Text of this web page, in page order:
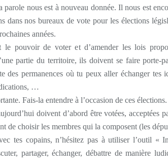
parole nous est à nouveau donnée. Il nous est
dans nos bureaux de vote pour les élections
années.
le pouvoir de voter et d’amender les lois
partie du territoire, ils doivent se faire porte-
des permanences où tu peux aller échanger tes
…
Fais-la entendre à l’occasion de ces
doivent d’abord être votées, acceptées
de choisir les membres qui la composent (les
tes copains, n’hésitez pas à utiliser l’outil «
partager, échanger, débattre de manière